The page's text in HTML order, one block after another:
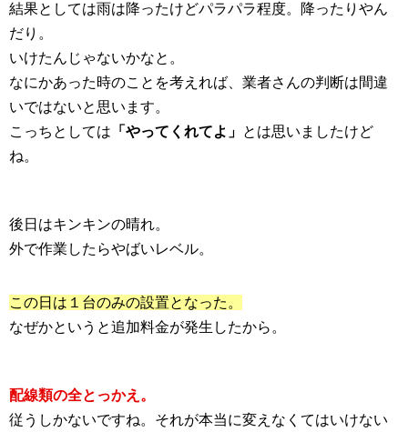
結果としては雨は降ったけどパラパラ程度。降ったりやん
だり。
いけたんじゃないかなと。
なにかあった時のことを考えれば、業者さんの判断は間違
いではないと思います。
こっちとしては 「やってくれてよ」 とは思いましたけど
ね。
後日はキンキンの晴れ。
外で作業したらやばいレベル。
この日は１台のみの設置となった。
なぜかというと追加料金が発生したから。
配線類の全とっかえ。
従うしかないですね。それが本当に変えなくてはいけない